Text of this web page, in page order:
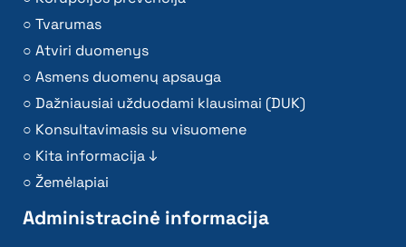
Įstatai
Planavimo dokumentai
Darbo užmokestis
Paskatinimai ir apdovanojimai
Viešieji pirkimai
Biudžeto vykdymo ataskaitų rinkiniai
Finansinių ataskaitų rinkiniai
Tarnybiniai lengvieji automobiliai